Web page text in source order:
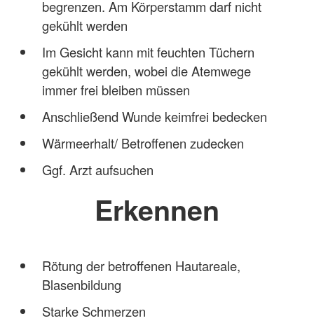
begrenzen. Am Körperstamm darf nicht
gekühlt werden
Im Gesicht kann mit feuchten Tüchern
gekühlt werden, wobei die Atemwege
immer frei bleiben müssen
Anschließend Wunde keimfrei bedecken
Wärmeerhalt/ Betroffenen zudecken
Ggf. Arzt aufsuchen
Erkennen
Rötung der betroffenen Hautareale,
Blasenbildung
Starke Schmerzen